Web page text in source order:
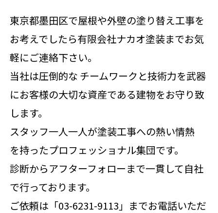
東京都墨田区で屋根や外壁の塗り替え工事を
お考えでしたら有限会社ナカオ塗装までお気
軽にご連絡下さい。
当社は圧倒的な チームワークと技術力を武器
にお客様の大切な資産である建物をお守り致
します。
スタッフ一人一人が塗装工事への熱い情熱
を持ったプロフェッショナル集団です。
診断からアフターフォローまで一貫して自社
で行っております。
ご依頼は「03-6231-9113」までお電話いただ